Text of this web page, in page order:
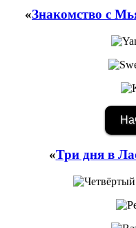
«Знакомство с
«Три дня в